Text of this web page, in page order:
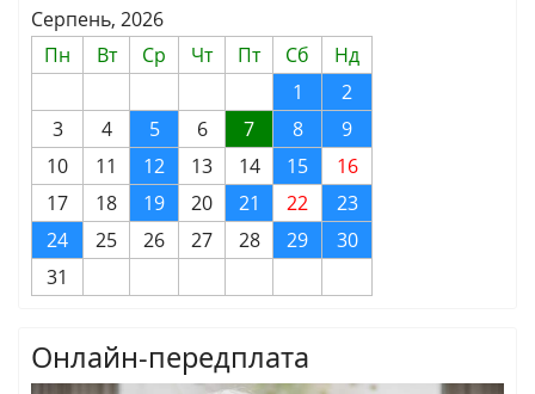
Серпень, 2026
Пн
Вт Ср Чт Пт Сб
Нд
1
2
3
4 5 6 7 8
9
10
11 12 13 14 15
16
17
18 19 20 21 22
23
24
25 26 27 28 29
30
31
Онлайн-передплата